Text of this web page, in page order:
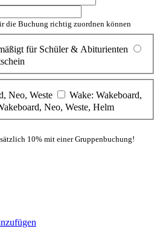
die Buchung richtig zuordnen können
für Schüler & Abiturienten
Neo, Weste
Wake: Wakeboard,
Neo, Weste, Helm
10% mit einer Gruppenbuchung!